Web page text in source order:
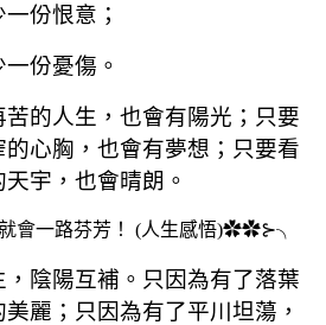
份恨意；
份憂傷。
的人生，也會有陽光；只要
心胸，也會有夢想；只要看
宇，也會晴朗。
陰陽互補。只因為有了落葉
麗；只因為有了平川坦蕩，